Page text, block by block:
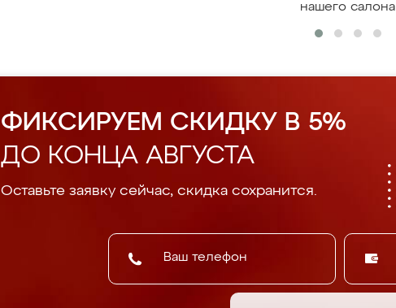
нашего салона
ФИКСИРУЕМ СКИДКУ В 5%
ДО КОНЦА АВГУСТА
Оставьте заявку сейчас, скидка сохранится.